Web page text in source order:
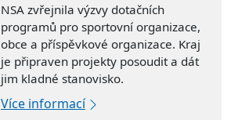
NSA zvřejnila výzvy dotačních
programů pro sportovní organizace,
obce a příspěvkové organizace. Kraj
je připraven projekty posoudit a dát
jim kladné stanovisko.
Více informací